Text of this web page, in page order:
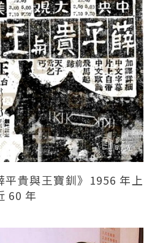
平貴與王寶釧》1956 年上
60 年